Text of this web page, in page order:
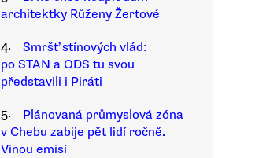
architektky Růženy Žertové
4.
Smršť stínových vlád:
po STAN a ODS tu svou
představili i Piráti
5.
Plánovaná průmyslová zóna
v Chebu zabije pět lidí ročně.
Vinou emisí